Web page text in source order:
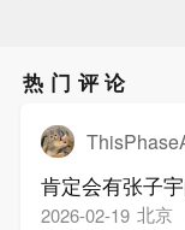
热门评论
肯定会有张子
2026-02-19 北京